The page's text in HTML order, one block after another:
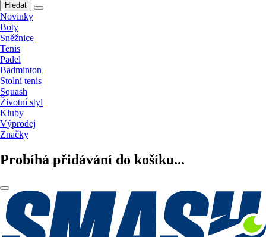
Hledat
Novinky
Boty
Sněžnice
Tenis
Padel
Badminton
Stolní tenis
Squash
Životní styl
Kluby
Výprodej
Značky
Probíhá přidávání do košíku...